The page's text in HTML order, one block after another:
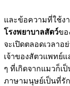
และข้อความที่ใช้ง
โรงพยาบาลสัตว์ขอ
จะเปิดตลอดเวลาอ
เจ้าของสัตวแพทย์
ๆ ที่เกิดจากแมวก็เ
ภาษามนุษย์เป็นที่รัก